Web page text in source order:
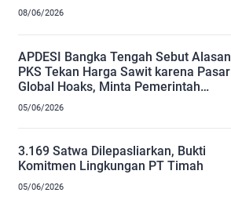
08/06/2026
APDESI Bangka Tengah Sebut Alasan
PKS Tekan Harga Sawit karena Pasar
Global Hoaks, Minta Pemerintah
Bertindak Tegas
05/06/2026
3.169 Satwa Dilepasliarkan, Bukti
Komitmen Lingkungan PT Timah
05/06/2026